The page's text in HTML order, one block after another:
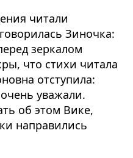
читали
Зиночка:
зеркалом
что стихи читала
отступила:
уважали.
об этом Вике,
направились